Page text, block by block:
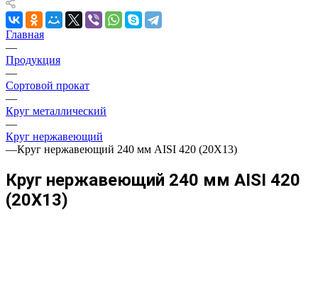
Главная
—
Продукция
—
Сортовой прокат
—
Круг металлический
—
Круг нержавеющий
—Круг нержавеющий 240 мм AISI 420 (20Х13)
Круг нержавеющий 240 мм AISI 420
(20Х13)